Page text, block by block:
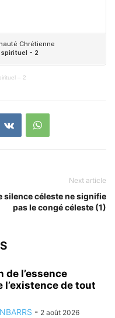
– 2
Next article
silence céleste ne signifie
pas le congé céleste (1)
de l’essence
de tout
- 2 août 2026